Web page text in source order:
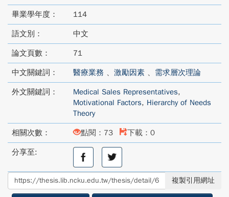
畢業學年度： 114
語文別： 中文
論文頁數： 71
中文關鍵詞： 醫療業務 、 激勵因素 、 需求層次理論
外文關鍵詞： Medical Sales Representatives,
Motivational Factors, Hierarchy of Needs
Theory
相關次數： 點閱：73 下載：0
分享至:
分
至
facebook
分
享
至
twitter
複製引用網址